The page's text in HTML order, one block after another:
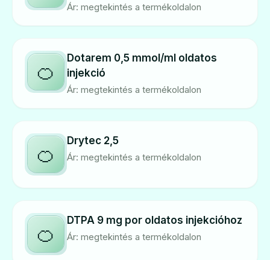
Ár: megtekintés a termékoldalon
🍊
Dotarem 0,5 mmol/ml oldatos
injekció
Ár: megtekintés a termékoldalon
🍊
Drytec 2,5
Ár: megtekintés a termékoldalon
🍊
DTPA 9 mg por oldatos injekcióhoz
Ár: megtekintés a termékoldalon